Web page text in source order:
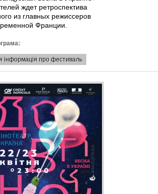
ждет ретроспектива
из главных режиссеров
Франции.
інформація про фестиваль